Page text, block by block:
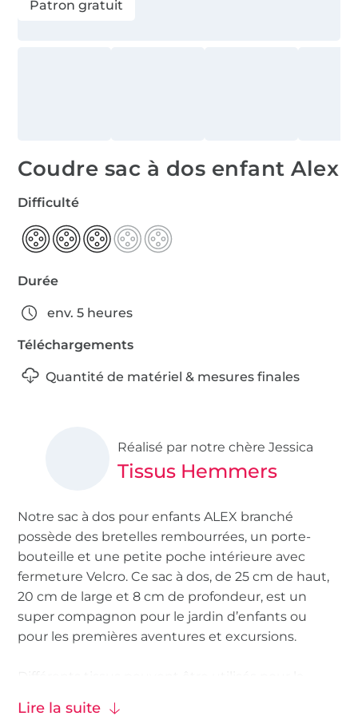
Patron gratuit
Coudre sac à dos enfant Alex
Difficulté
Durée
env. 5 heures
Téléchargements
Quantité de matériel & mesures finales
Réalisé par notre chère Jessica
Tissus Hemmers
Notre sac à dos pour enfants ALEX branché
possède des bretelles rembourrées, un porte-
bouteille et une petite poche intérieure avec
fermeture Velcro. Ce sac à dos, de 25 cm de haut,
20 cm de large et 8 cm de profondeur, est un
super compagnon pour le jardin d’enfants ou
pour les premières aventures et excursions.
Lire la suite